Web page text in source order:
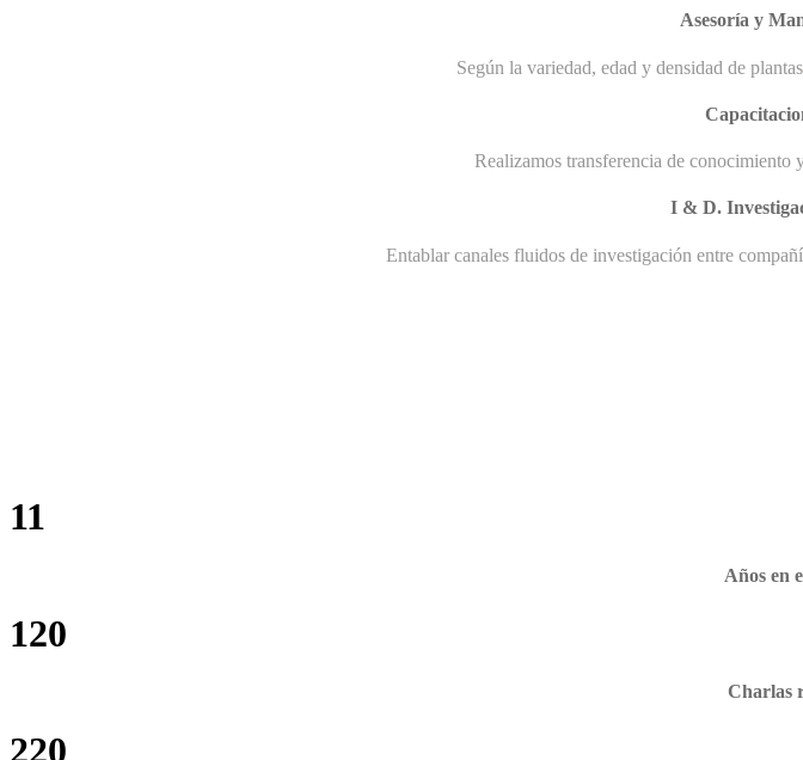
Asesoría y
Según la variedad, edad y densidad de
Realizamos transferencia de
I & D.
Entablar canales fluidos de investigación entre
11
Años en
120
Charlas
220